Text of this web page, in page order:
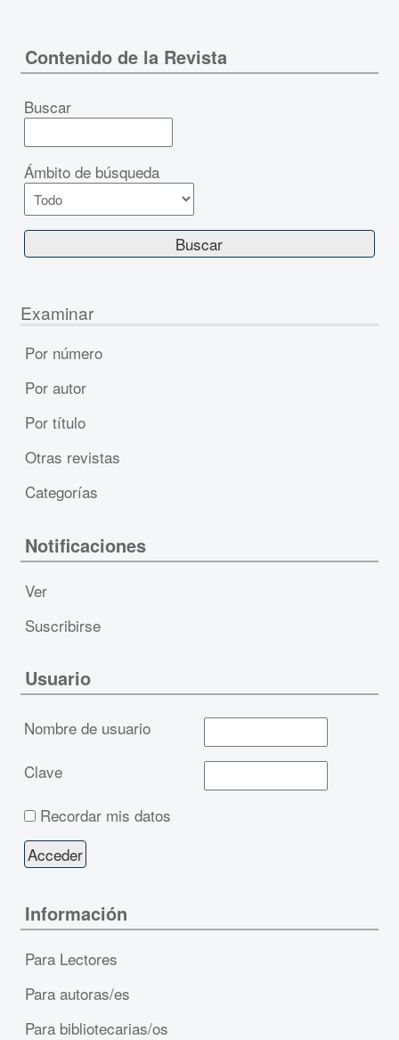
Contenido de la Revista
Buscar
Ámbito de búsqueda
Examinar
Por número
Por autor
Por título
Otras revistas
Categorías
Notificaciones
Ver
Suscribirse
Usuario
Nombre de usuario
Clave
Recordar mis datos
Información
Para Lectores
Para autoras/es
Para bibliotecarias/os